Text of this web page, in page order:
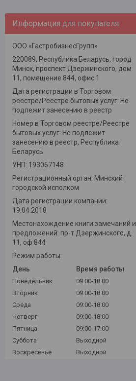
Информация для покупателя
ООО «ГастробизнесГрупп»
220089, Республика Беларусь, город
Минск, проспект Дзержинского, дом
11, помещение 844, офис 1
Дата регистрации в Торговом
реестре/Реестре бытовых услуг: Не
подлежит занесению в реестр
Номер в Торговом реестре/Реестре
бытовых услуг: Не подлежит
занесению в реестр, Республика
Беларусь
УНП: 193067148
Регистрационный орган: Минский
городской исполком
Дата регистрации компании:
19.04.2018
Местонахождение книги замечаний и
предложений: пр-т Дзержинского, д.
11, оф.844
Режим работы:
День
Время работы
Понедельник
09:00-18:00
Вторник
09:00-18:00
Среда
09:00-18:00
Четверг
09:00-18:00
Пятница
09:00-17:00
Суббота
Выходной
Воскресенье
Выходной